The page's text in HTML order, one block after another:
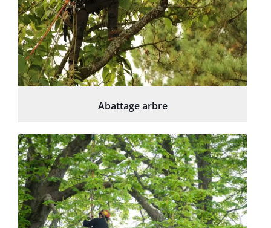
Abattage arbre